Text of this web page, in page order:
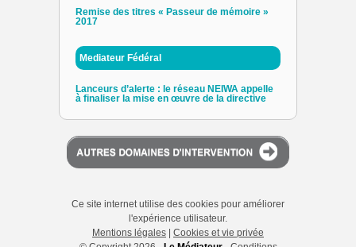
Remise des titres « Passeur de mémoire »
2017
Mediateur Fédéral
Lanceurs d’alerte : le réseau NEIWA appelle
à finaliser la mise en œuvre de la directive
Ce site internet utilise des cookies pour améliorer
l'expérience utilisateur.
Mentions légales
Cookies et vie privée